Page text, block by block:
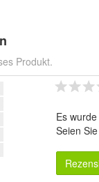
Produkt.
Es
Seien